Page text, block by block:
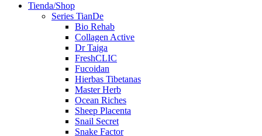
Tienda/Shop
Series TianDe
Bio Rehab
Collagen Active
Dr Taiga
FreshCLIC
Fucoidan
Hierbas Tibetanas
Master Herb
Ocean Riches
Sheep Placenta
Snail Secret
Snake Factor